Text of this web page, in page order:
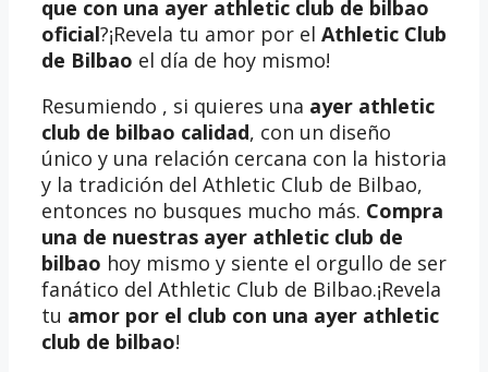
que con una ayer athletic club de bilbao
oficial?¡Revela tu amor por el Athletic Club
de Bilbao el día de hoy mismo!
Resumiendo , si quieres una ayer athletic
club de bilbao calidad, con un diseño
único y una relación cercana con la historia
y la tradición del Athletic Club de Bilbao,
entonces no busques mucho más. Compra
una de nuestras ayer athletic club de
bilbao hoy mismo y siente el orgullo de ser
fanático del Athletic Club de Bilbao.¡Revela
tu amor por el club con una ayer athletic
club de bilbao!